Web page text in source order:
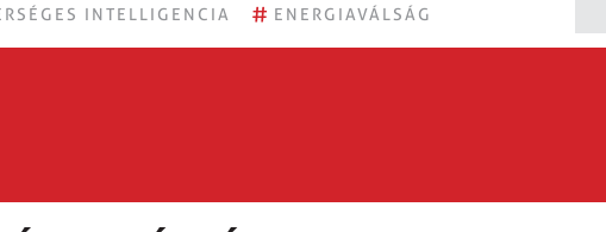
INTELLIGENCIA # ENERGIAVÁLSÁG